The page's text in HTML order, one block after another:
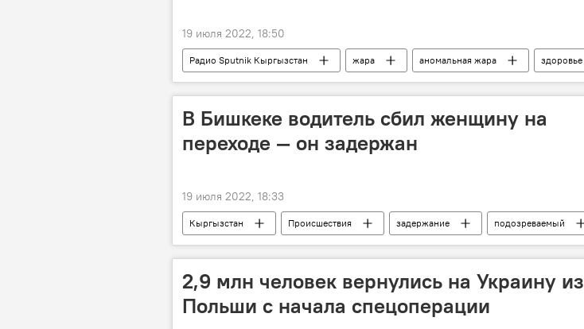
19 июля 2022, 18:50
Радио Sputnik Кыргызстан жара аномальная жара
здоровье
давление
жажда реанимация врач советы
В Бишкеке водитель сбил женщину на
переходе — он задержан
19 июля 2022, 18:33
Кыргызстан Происшествия задержание подозреваемый
2,9 млн человек вернулись на Украину из
Польши с начала спецоперации